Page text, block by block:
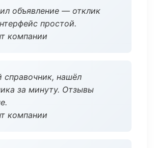
объявление — отклик
простой.
компании
справочник, нашёл
за минуту. Отзывы
компании